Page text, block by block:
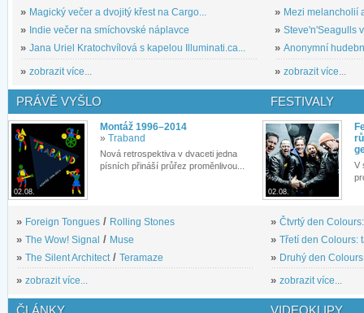
» Magický večer a dvojitý křest na Cargo...
» Indie večer na smíchovské náplavce
» Jana Uriel Kratochvílová s kapelou Illuminati.ca...
» zobrazit více...
» Mezi melancholií
» Steve'n'Seagulls
» Anonymní
» zobrazit více...
PRÁVĚ VYŠLO
02.08.
Montáž 1996–2014
» Traband
Nová retrospektiva v dvaceti jedna
písních přináší průřez proměnlivou...
» Foreign Tongues / Rolling Stones
» The Wow! Signal / Muse
» The Silent Architect / Teramaze
» zobrazit více...
FESTIVALY
02.08.
V
» Čtvrtý den
» Třetí den Colours:
» Druhý den
» zobrazit více...